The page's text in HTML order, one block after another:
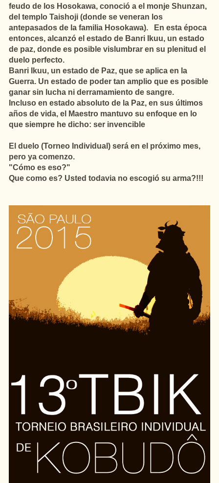
feudo de los Hosokawa, conoció a el monje Shunzan,
del templo Taishoji (donde se veneran los
antepasados de la familia Hosokawa). En esta época
entonces, alcanzó el estado de Banri Ikuu, un estado
de paz, donde es posible vislumbrar en su plenitud el
duelo perfecto.
Banri Ikuu, un estado de Paz, que se aplica en la
Guerra. Un estado de poder tan amplio que es posible
ganar sin lucha ni derramamiento de sangre.
Incluso en estado absoluto de la Paz, en sus últimos
años de vida, el Maestro mantuvo su enfoque en lo
que siempre he dicho: ser invencible
El duelo (Torneo Individual) será en el próximo mes,
pero ya comenzo.
"Cómo es eso?"
Que como es? Usted todavia no escogió su arma?!!!